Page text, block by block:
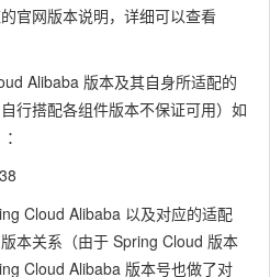
官网版本说明，详细可以查看
Alibaba 版本及其自身所适配的
行搭配各组件版本不保证可用）如
Cloud Alibaba 以及对应的适配
本关系（由于 Spring Cloud 版本
Cloud Alibaba 版本号也做了对